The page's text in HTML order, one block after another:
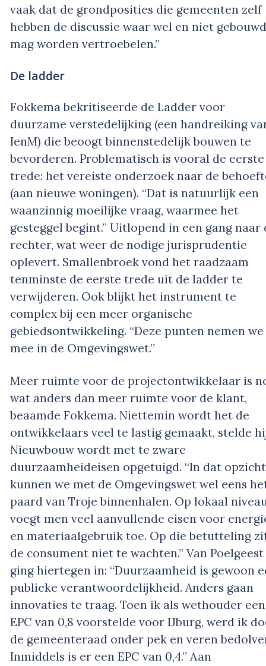
vaak dat de grondposities die gemeenten zelf
hebben de discussie waar wel en niet gebouwd
mag worden vertroebelen.”
De ladder
Fokkema bekritiseerde de Ladder voor
duurzame verstedelijking (een handreiking
IenM) die beoogt binnenstedelijk bouwen te
bevorderen. Problematisch is vooral de eerste
trede: het vereiste onderzoek naar de
(aan nieuwe woningen). “Dat is natuurlijk een
waanzinnig moeilijke vraag, waarmee het
gesteggel begint.” Uitlopend in een gang naar
rechter, wat weer de nodige jurisprudentie
oplevert. Smallenbroek vond het raadzaam
tenminste de eerste trede uit de ladder te
verwijderen. Ook blijkt het instrument te
complex bij een meer organische
gebiedsontwikkeling. “Deze punten nemen we
mee in de Omgevingswet.”
Meer ruimte voor de projectontwikkelaar is
wat anders dan meer ruimte voor de klant,
beaamde Fokkema. Niettemin wordt het de
ontwikkelaars veel te lastig gemaakt, stelde
Nieuwbouw wordt met te zware
duurzaamheideisen opgetuigd. “In dat opzicht
kunnen we met de Omgevingswet wel eens
paard van Troje binnenhalen. Op lokaal
voegt men veel aanvullende eisen voor
en materiaalgebruik toe. Op die betutteling
de consument niet te wachten.” Van Poelgeest
ging hiertegen in: “Duurzaamheid is gewoon
publieke verantwoordelijkheid. Anders gaan
innovaties te traag. Toen ik als wethouder een
EPC van 0,8 voorstelde voor IJburg, werd ik
de gemeenteraad onder pek en veren
Inmiddels is er een EPC van 0,4.” Aan